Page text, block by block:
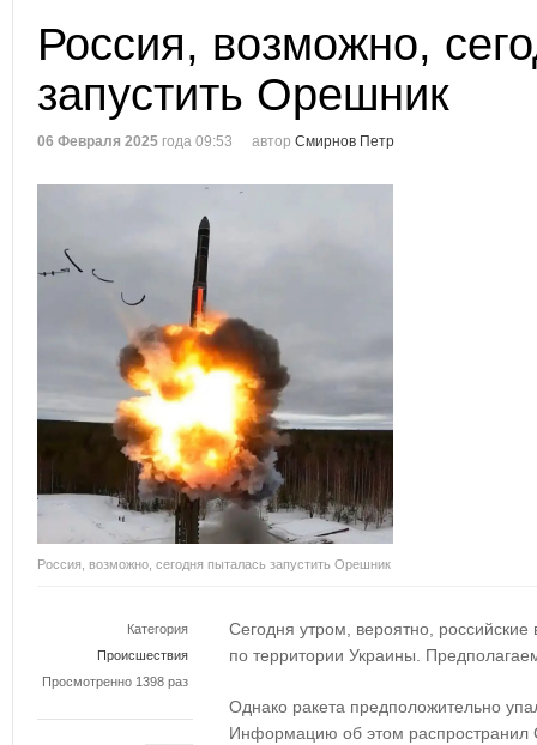
Россия, возможно,
запустить Орешник
06 Февраля 2025 года 09:53 автор Смирнов Петр
Россия, возможно, сегодня пыталась запустить Орешник
Категория
Происшествия
Просмотренно 1398 раз
Сегодня утром, вероятно,
по территории Украины.
Однако ракета предположительно
Информацию об этом распространил